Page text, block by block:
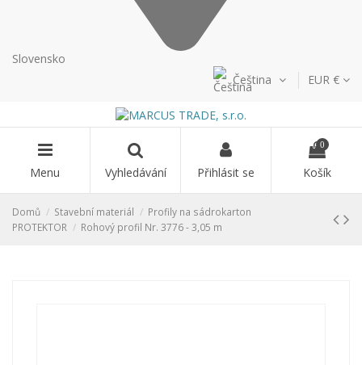
Slovensko
Čeština
EUR €
Menu Vyhledávání Přihlásit se
0
Košík
Domů Stavební materiál
Profily na sádrokarton
PROTEKTOR
Rohový profil Nr. 3776 - 3,05 m